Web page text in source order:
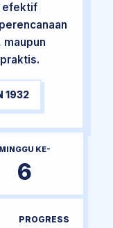
efektif
maupun
1932
MINGGU KE-
6
PROGRESS